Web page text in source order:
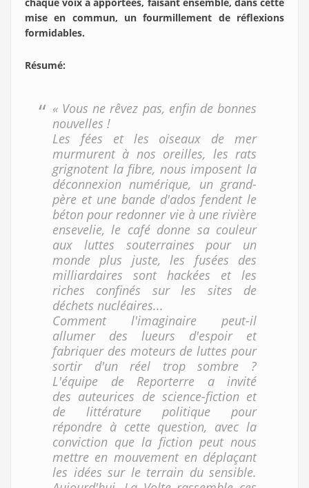
chaque voix a apportées, faisant ensemble, dans cette
mise en commun, un fourmillement de réflexions
formidables.
Résumé:
« Vous ne rêvez pas, enfin de bonnes
nouvelles !
Les fées et les oiseaux de mer
murmurent à nos oreilles, les rats
grignotent la fibre, nous imposent la
déconnexion numérique, un grand-
père et une bande d'ados fendent le
béton pour redonner vie à une rivière
ensevelie, le café donne sa couleur
aux luttes souterraines pour un
monde plus juste, les fusées des
milliardaires sont hackées et les
riches confinés sur les sites de
déchets nucléaires...
Comment l'imaginaire peut-il
allumer des lueurs d'espoir et
fabriquer des moteurs de luttes pour
sortir d'un réel trop sombre ?
L'équipe de Reporterre a invité
des auteurices de science-fiction et
de littérature politique pour
répondre à cette question, avec la
conviction que la fiction peut nous
mettre en mouvement en déplaçant
les idées sur le terrain du sensible.